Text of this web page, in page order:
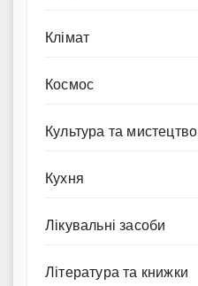
Клімат
Космос
Культура та мистецтво
Кухня
Лікувальні засоби
Література та книжки